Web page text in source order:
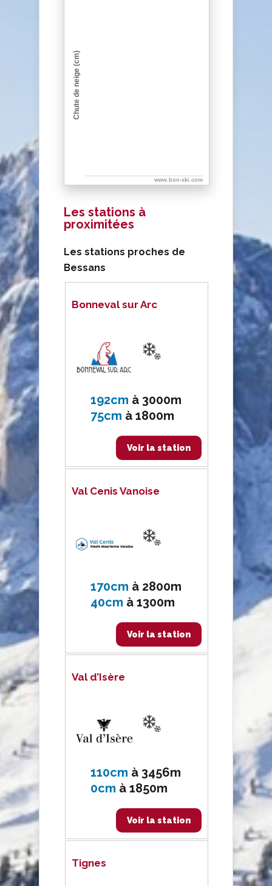
Chute de neige (cm)
www.bon-ski.com
Les stations à
proximitées
Les stations proches de
Bessans
Bonneval sur Arc
192cm à 3000m
75cm à1800m
Voir la station
Val Cenis Vanoise
170cm à 2800m
40cm à1300m
Voir la station
Val d’Isère
110cm à 3456m
0cm à1850m
Voir la station
Tignes